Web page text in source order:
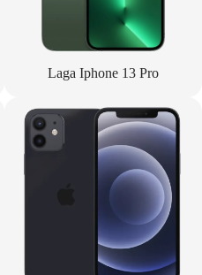
Laga Iphone 13 Pro